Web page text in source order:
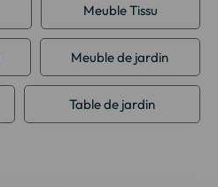
Meuble Tissu
Meuble de jardin
Table de jardin